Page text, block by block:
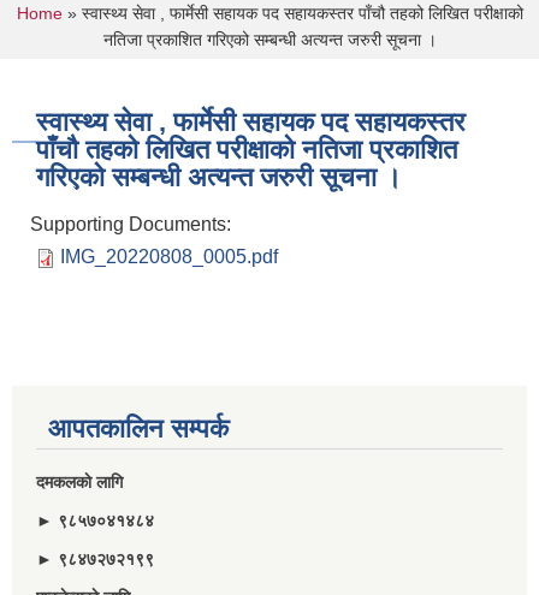
You are here
Home» स्वास्थ्य सेवा , फार्मेसी सहायक पद सहायकस्तर पाँचौ तहको लिखित परीक्षाको
नतिजा प्रकाशित गरिएको सम्बन्धी अत्यन्त जरुरी सूचना ।
स्वास्थ्य सेवा , फार्मेसी सहायक पद सहायकस्तर
पाँचौ तहको लिखित परीक्षाको नतिजा प्रकाशित
गरिएको सम्बन्धी अत्यन्त जरुरी सूचना ।
Supporting Documents:
IMG_20220808_0005.pdf
आपतकालिन सम्पर्क
दमकलकाे लागि
► ९८५७०४१४८४
► ९८४७२७२१९९